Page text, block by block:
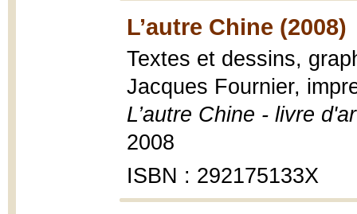
L’autre Chine (2008)
Textes et dessins,
Jacques Fournier,
L’autre Chine - livre
2008
ISBN : 292175133X